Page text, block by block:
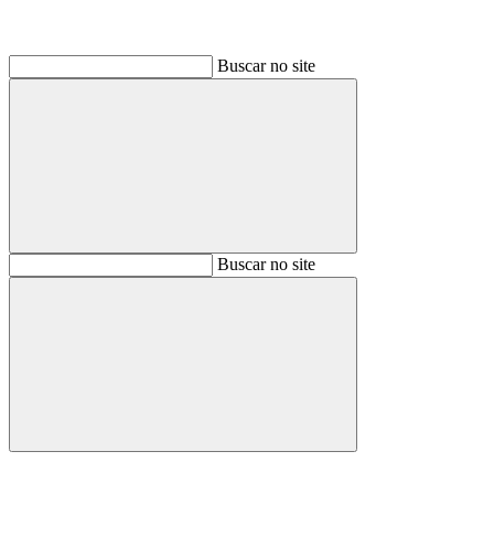
Buscar no site
BuscarBuscar no site
Buscar